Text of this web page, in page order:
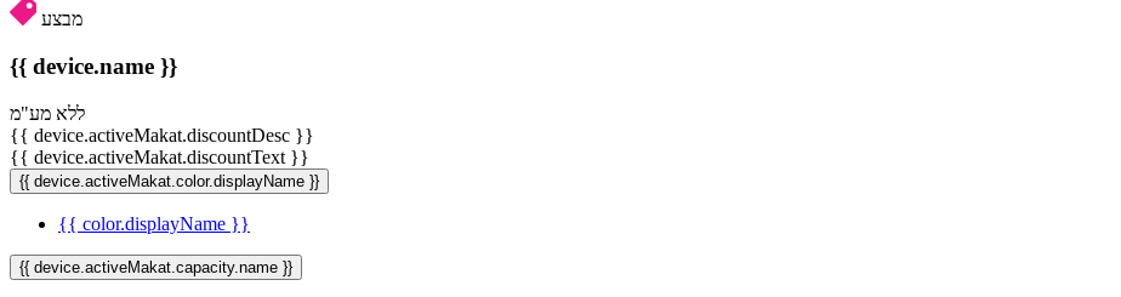
מבצע
{{ device.name }}
ללא מע"מ
{{ device.activeMakat.discountDesc }}
{{ device.activeMakat.discountText }}
{{ device.activeMakat.color.displayName }}
{{ color.displayName }}
{{ device.activeMakat.capacity.name }}